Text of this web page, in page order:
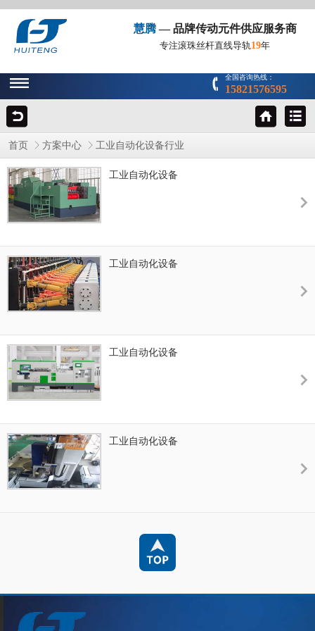
慧腾— 品牌传动元件供应服务商
专注滚珠丝杆直线导轨19年
全国咨询热线：
15821576595
首页 方案中心 工业自动化设备行业
工业自动化设备
工业自动化设备
工业自动化设备
工业自动化设备